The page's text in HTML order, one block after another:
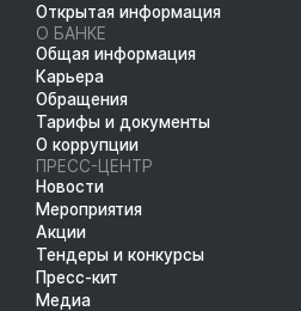
Открытая информация
О БАНКЕ
Общая информация
Карьера
Обращения
Тарифы и документы
О коррупции
ПРЕСС-ЦЕНТР
Новости
Мероприятия
Акции
Тендеры и конкурсы
Пресс-кит
Медиа